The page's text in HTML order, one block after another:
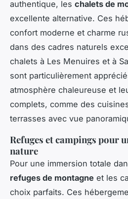
authentique, les chalets de
excellente alternative. Ces
confort moderne et charme
dans des cadres naturels
chalets à Les Menuires et à
sont particulièrement
atmosphère chaleureuse et
complets, comme des
terrasses avec vue
Refuges et campings pour
nature
Pour une immersion totale
refuges de montagne et les
choix parfaits. Ces